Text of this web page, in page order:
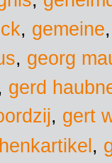
, gemeine
, georg
gerd
, gert
,